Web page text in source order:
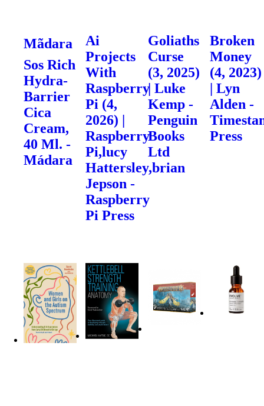
Mãdara
Sos Rich
Hydra-
Barrier
Cica
Cream,
40 Ml. -
Mádara
Ai
Projects
With
Raspberry
Pi (4,
2026) |
Raspberry
Pi,lucy
Hattersley,brian
Jepson -
Raspberry
Pi Press
Goliaths
Curse
(3, 2025)
| Luke
Kemp -
Penguin
Books
Ltd
Broken
Money
(4, 2023)
| Lyn
Alden -
Press